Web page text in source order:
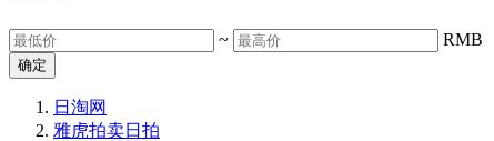
~ RMB
确定
日淘网
雅虎拍卖日拍